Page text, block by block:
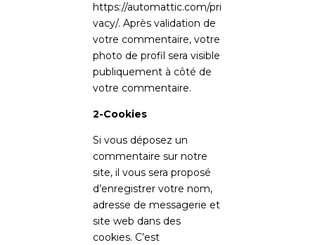
https://automattic.com/pri
vacy/. Après validation de
votre commentaire, votre
photo de profil sera visible
publiquement à côté de
votre commentaire.
2-Cookies
Si vous déposez un
commentaire sur notre
site, il vous sera proposé
d’enregistrer votre nom,
adresse de messagerie et
site web dans des
cookies. C’est